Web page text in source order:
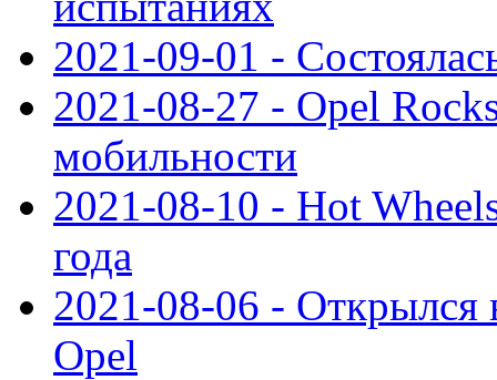
2021-09-01 -
2021-08-27 - Opel
мобильности
2021-08-10 - Hot
года
2021-08-06 - Открылся
Opel